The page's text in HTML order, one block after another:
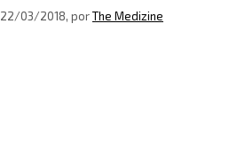
22/03/2018, porThe Medizine